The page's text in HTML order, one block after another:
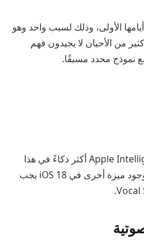
الأولى، وذلك لسبب واحد وهو
من الأحيان لا يجيدون فهم
مع نموذج محدد مسبقًا.
نأمل أن يكون Siri مع Apple Intelligence أكثر ذكاءً في هذا
الشأن، ولكن في حالة عدم وجود ميزة أخرى في iOS 18 يجب